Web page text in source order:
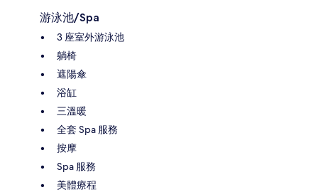
游泳池/Spa
3 座室外游泳池
躺椅
遮陽傘
浴缸
三溫暖
全套 Spa 服務
按摩
Spa 服務
美體療程